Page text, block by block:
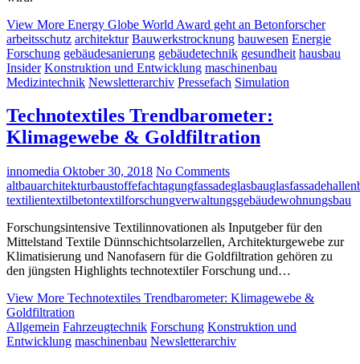
View More Energy Globe World Award geht an Betonforscher
arbeitsschutz architektur Bauwerkstrocknung bauwesen Energie
Forschung gebäudesanierung gebäudetechnik gesundheit hausbau
Insider Konstruktion und Entwicklung maschinenbau
Medizintechnik Newsletterarchiv Pressefach Simulation
Technotextiles Trendbarometer:
Klimagewebe & Goldfiltration
innomedia Oktober 30, 2018 No Comments
altbauarchitekturbaustoffefachtagungfassadeglasbauglasfassade
textilientextilbetontextilforschungverwaltungsgebäudewohnungsbau
Forschungsintensive Textilinnovationen als Inputgeber für den
Mittelstand Textile Dünnschichtsolarzellen, Architekturgewebe zur
Klimatisierung und Nanofasern für die Goldfiltration gehören zu
den jüngsten Highlights technotextiler Forschung und…
View More Technotextiles Trendbarometer: Klimagewebe &
Goldfiltration
Allgemein Fahrzeugtechnik Forschung Konstruktion und
Entwicklung maschinenbau Newsletterarchiv